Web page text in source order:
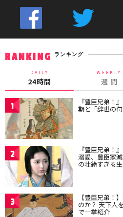
RANKING ランキング
DAILY
24時間
WEEKLY
週 間
1 『豊臣兄弟！
期と「辞世の
2 『豊臣兄弟！
溺愛、豊臣家
の壮絶すぎる
3 【豊臣兄弟！
のか？ 天下人
で一挙紹介